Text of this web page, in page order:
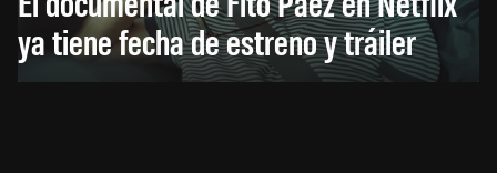
ya tiene fecha de estreno y tráiler